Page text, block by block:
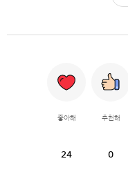
좋아해
24
추천해
0